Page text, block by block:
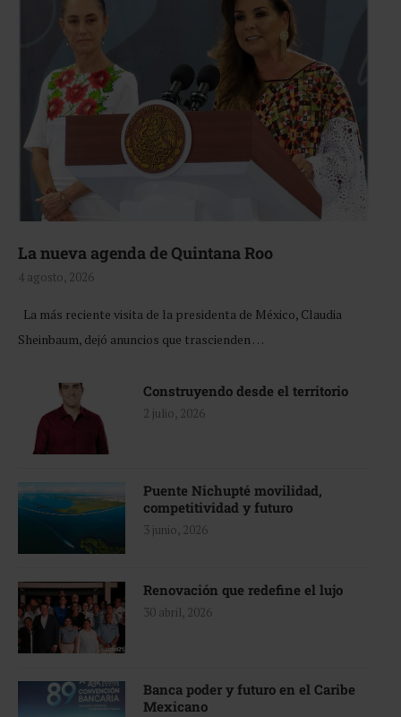
La nueva agenda de Quintana Roo
4 agosto, 2026
La más reciente visita de la presidenta de México, Claudia
Sheinbaum, dejó anuncios que trascienden …
Construyendo desde el territorio
2 julio, 2026
Puente Nichupté movilidad,
competitividad y futuro
3 junio, 2026
Renovación que redefine el lujo
30 abril, 2026
Banca poder y futuro en el Caribe
Mexicano